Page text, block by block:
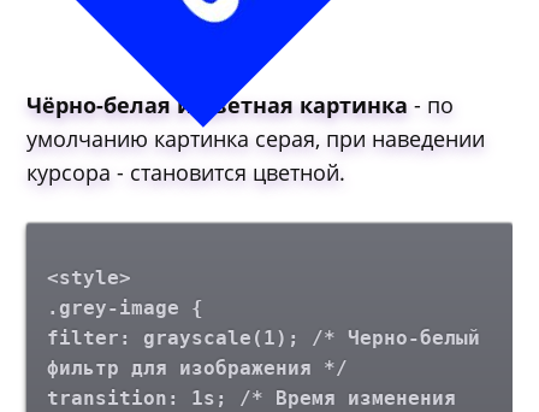
Чёрно-белая и цветная картинка - по
умолчанию картинка серая, при наведении
курсора - становится цветной.
<style>
.grey-image {
filter: grayscale(1); /* Черно-белый
фильтр для изображения */
transition: 1s; /* Время изменения